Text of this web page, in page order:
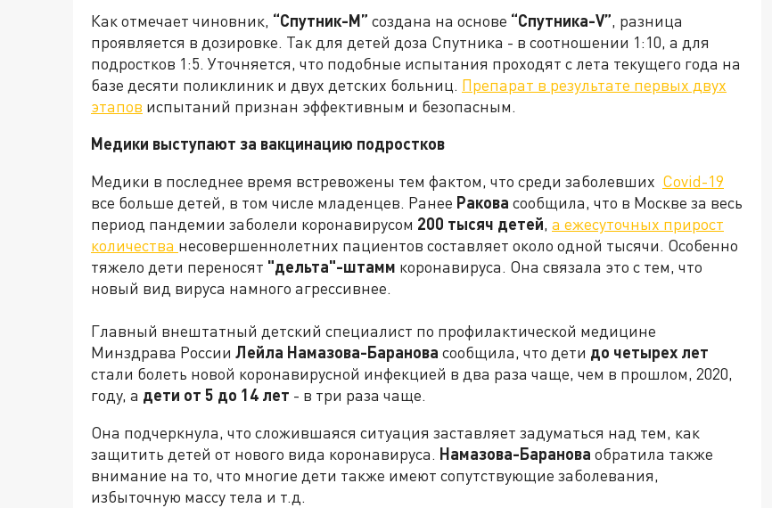
Как отмечает чиновник, “Спутник-М” создана на основе “Спутника-V”, разница
проявляется в дозировке. Так для детей доза Спутника - в соотношении 1:10, а для
подростков 1:5. Уточняется, что подобные испытания проходят с лета текущего года на
базе десяти поликлиник и двух детских больниц. Препарат в результате первых двух
этапов испытаний признан эффективным и безопасным.
Медики выступают за вакцинацию подростков
Медики в последнее время встревожены тем фактом, что среди заболевших Covid-19
все больше детей, в том числе младенцев. Ранее Ракова сообщила, что в Москве за весь
период пандемии заболели коронавирусом 200 тысяч детей, а ежесуточных прирост
количества несовершеннолетних пациентов составляет около одной тысячи. Особенно
тяжело дети переносят "дельта"-штамм коронавируса. Она связала это с тем, что
новый вид вируса намного агрессивнее.
Главный внештатный детский специалист по профилактической медицине
Минздрава России Лейла Намазова-Баранова сообщила, что дети до четырех лет
стали болеть новой коронавирусной инфекцией в два раза чаще, чем в прошлом, 2020,
году, а дети от 5 до 14 лет - в три раза чаще.
Она подчеркнула, что сложившаяся ситуация заставляет задуматься над тем, как
защитить детей от нового вида коронавируса. Намазова-Баранова обратила также
внимание на то, что многие дети также имеют сопутствующие заболевания,
избыточную массу тела и т.д.